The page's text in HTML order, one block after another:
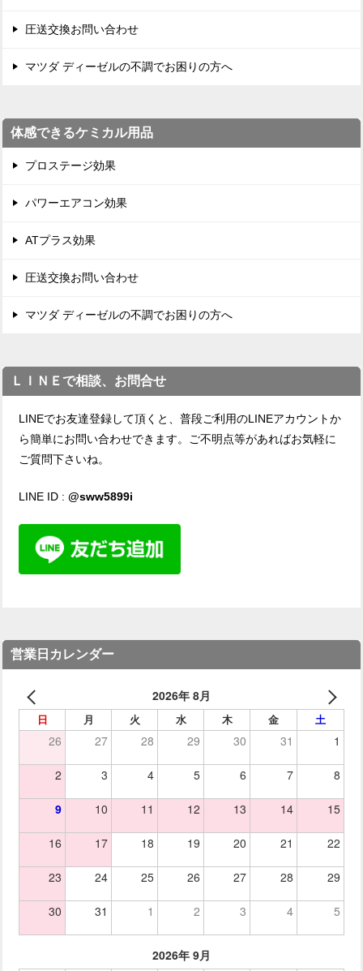
圧送交換お問い合わせ
マツダ ディーゼルの不調でお困りの方へ
体感できるケミカル用品
プロステージ効果
パワーエアコン効果
ATプラス効果
圧送交換お問い合わせ
マツダ ディーゼルの不調でお困りの方へ
ＬＩＮＥで相談、お問合せ
LINEでお友達登録して頂くと、普段ご利用のLINEアカウントか
ら簡単にお問い合わせできます。ご不明点等があればお気軽に
ご質問下さいね。
LINE ID : @sww5899i
営業日カレンダー
2026年 8月
日 月 火 水 木 金 土
26 27 28 29 30 31 1
2 3 4 5 6 7 8
9 10 11 12 13 14 15
16 17 18 19 20 21 22
23 24 25 26 27 28 29
30 31 1 2 3 4 5
2026年 9月